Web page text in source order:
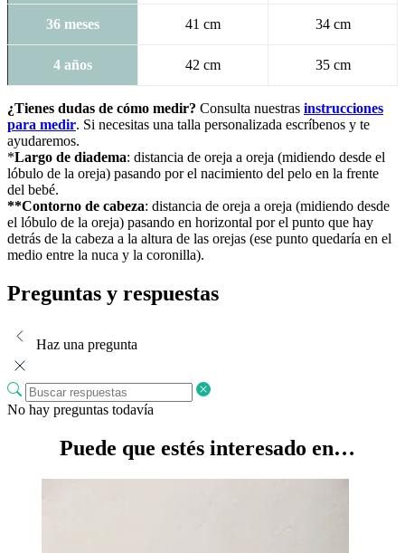
36 meses 41 cm 34 cm
4 años 42 cm 35 cm
¿Tienes dudas de cómo medir? Consulta nuestras instrucciones
para medir. Si necesitas una talla personalizada escríbenos y te
ayudaremos.
*Largo de diadema: distancia de oreja a oreja (midiendo desde el
lóbulo de la oreja) pasando por el nacimiento del pelo en la frente
del bebé.
**Contorno de cabeza: distancia de oreja a oreja (midiendo desde
el lóbulo de la oreja) pasando en horizontal por el punto que hay
detrás de la cabeza a la altura de las orejas (ese punto quedaría en el
medio entre la nuca y la coronilla).
Preguntas y respuestas
Haz una pregunta
No hay preguntas todavía
Puede que estés interesado en…